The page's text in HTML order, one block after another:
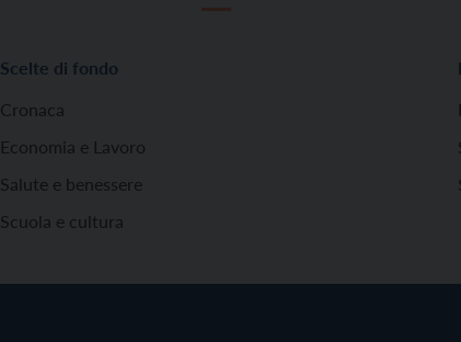
Scelte di fondo
Cronaca
Economia e Lavoro
Salute e benessere
Scuola e cultura